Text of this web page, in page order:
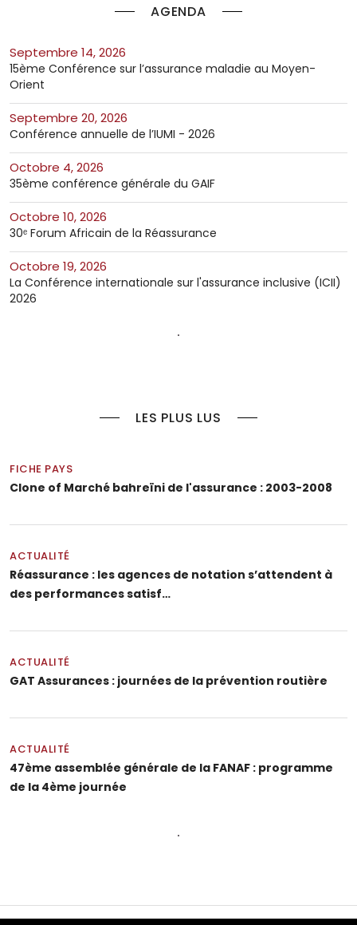
AGENDA
septembre 14, 2026
15ème Conférence sur l’assurance maladie au Moyen-
Orient
septembre 20, 2026
Conférence annuelle de l’IUMI - 2026
octobre 4, 2026
35ème conférence générale du GAIF
octobre 10, 2026
30ᵉ Forum Africain de la Réassurance
octobre 19, 2026
La Conférence internationale sur l'assurance inclusive (ICII)
2026
LES PLUS LUS
FICHE PAYS
Clone of Marché bahreïni de l'assurance : 2003-2008
ACTUALITÉ
Réassurance : les agences de notation s’attendent à
des performances satisf…
ACTUALITÉ
GAT Assurances : journées de la prévention routière
ACTUALITÉ
47ème assemblée générale de la FANAF : programme
de la 4ème journée